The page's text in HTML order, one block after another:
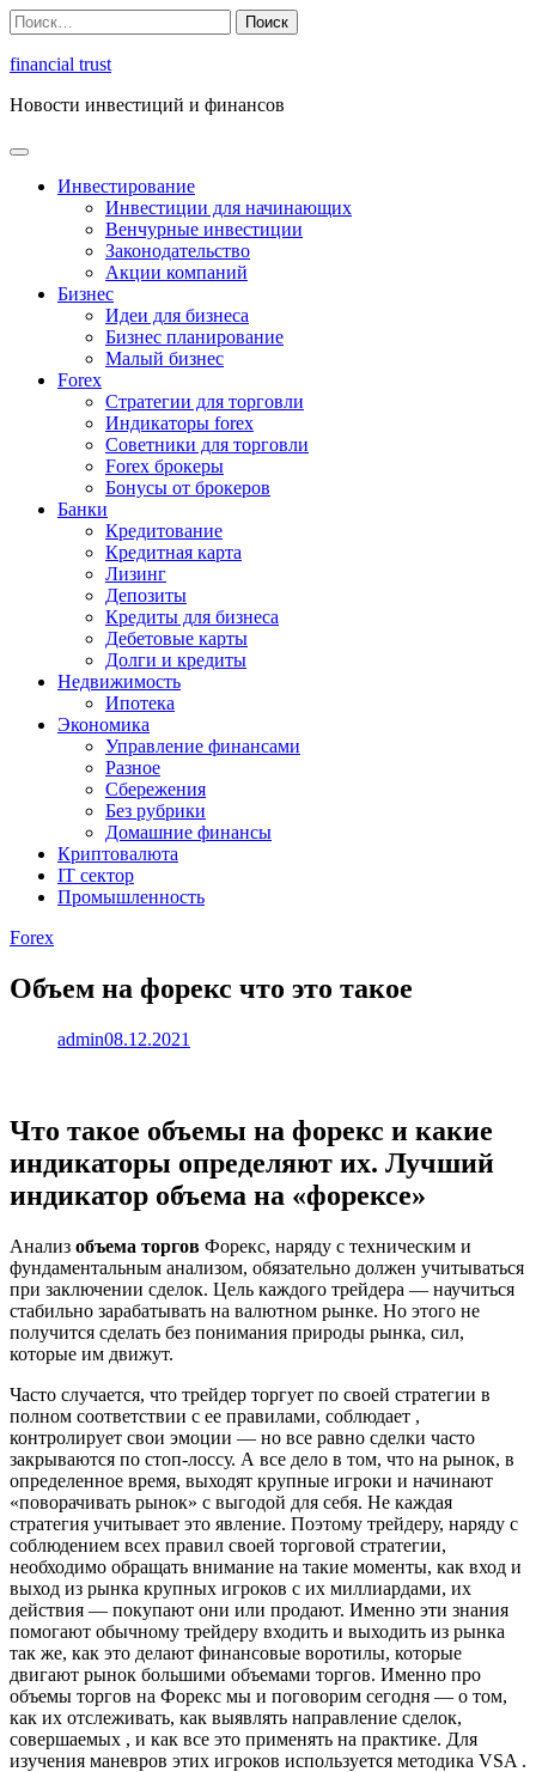
Перейти
к
содержимому
Найти:
financial trust
Новости инвестиций и финансов
Инвестирование
Инвестиции для начинающих
Венчурные инвестиции
Законодательство
Акции компаний
Бизнес
Идеи для бизнеса
Бизнес планирование
Малый бизнес
Forex
Стратегии для торговли
Индикаторы forex
Советники для торговли
Forex брокеры
Бонусы от брокеров
Банки
Кредитование
Кредитная карта
Лизинг
Депозиты
Кредиты для бизнеса
Дебетовые карты
Долги и кредиты
Недвижимость
Ипотека
Экономика
Управление финансами
Разное
Сбережения
Без рубрики
Домашние финансы
Криптовалюта
IT сектор
Промышленность
Forex
Объем на форекс что это такое
admin08.12.2021
Что такое объемы на форекс и какие
индикаторы определяют их. Лучший
индикатор объема на «форексе»
Анализ объема торгов Форекс, наряду с техническим и
фундаментальным анализом, обязательно должен учитываться
при заключении сделок. Цель каждого трейдера — научиться
стабильно зарабатывать на валютном рынке. Но этого не
получится сделать без понимания природы рынка, сил,
которые им движут.
Часто случается, что трейдер торгует по своей стратегии в
полном соответствии с ее правилами, соблюдает ,
контролирует свои эмоции — но все равно сделки часто
закрываются по стоп-лоссу. А все дело в том, что на рынок, в
определенное время, выходят крупные игроки и начинают
«поворачивать рынок» с выгодой для себя. Не каждая
стратегия учитывает это явление. Поэтому трейдеру, наряду с
соблюдением всех правил своей торговой стратегии,
необходимо обращать внимание на такие моменты, как вход и
выход из рынка крупных игроков с их миллиардами, их
действия — покупают они или продают. Именно эти знания
помогают обычному трейдеру входить и выходить из рынка
так же, как это делают финансовые воротилы, которые
двигают рынок большими объемами торгов. Именно про
объемы торгов на Форекс мы и поговорим сегодня — о том,
как их отслеживать, как выявлять направление сделок,
совершаемых , и как все это применять на практике. Для
изучения маневров этих игроков используется методика VSA .